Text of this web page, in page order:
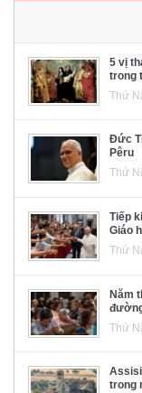
5 vị
trong
Thứ
Đức
Pêru
Thứ
Tiếp
Giáo
Thứ
Năm
Thứ
trong